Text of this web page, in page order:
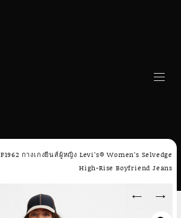
Search
F1962 กางเกงยีนส์ผู้หญิง Levi’s® Women’s Selvedge
High-Rise Boyfriend Jeans
← →